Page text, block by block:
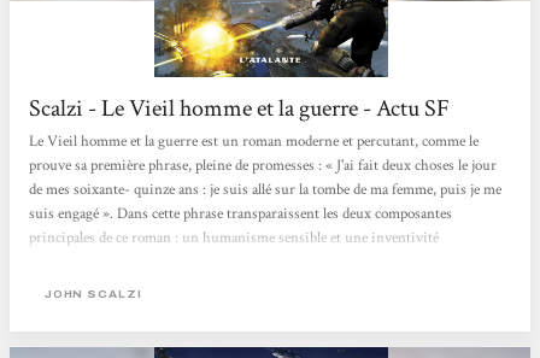
Scalzi - Le Vieil homme et la guerre - Actu SF
Le Vieil homme et la guerre est un roman moderne et percutant, comme le
prouve sa première phrase, pleine de promesses : « J'ai fait deux choses le jour
de mes soixante- quinze ans : je suis allé sur la tombe de ma femme, puis je me
suis engagé ». Dans cette phrase transparaissent les deux composantes
principales de ce roman : un humanisme sensible et une inventivité
les personnages, celui du narrateur John Perry en tête. A travers lui, Scalzi
longtemps, mais on n'en vit pas...
JOHN SCALZI